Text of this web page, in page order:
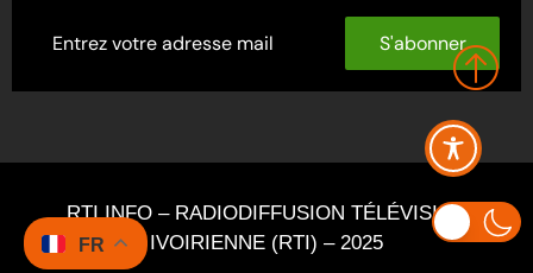
S'abonner
RTI INFO – RADIODIFFUSION TÉLÉVISION
IVOIRIENNE (RTI) – 2025
FR